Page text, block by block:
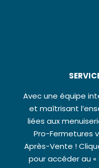
Avec une équipe
et maîtrisant
liées aux
Pro-Fermetures
Après-Vente !
pour accéder au «